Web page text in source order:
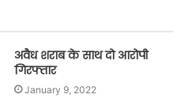
अवैध शराब के साथ दो आरोपी
गिरफ्तार
January 9, 2022